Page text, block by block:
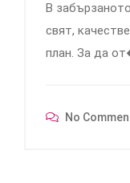
В
свят,
план. За да
No